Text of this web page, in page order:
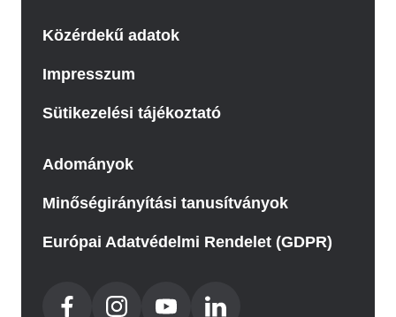
Közérdekű adatok
Impresszum
Sütikezelési tájékoztató
Adományok
Minőségirányítási tanusítványok
Európai Adatvédelmi Rendelet (GDPR)